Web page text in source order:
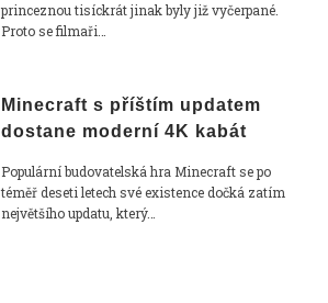
princeznou tisíckrát jinak byly již vyčerpané.
Proto se filmaři…
Minecraft s příštím updatem
dostane moderní 4K kabát
Populární budovatelská hra Minecraft se po
téměř deseti letech své existence dočká zatím
největšího updatu, který…